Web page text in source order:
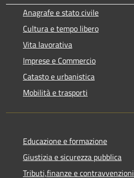
Anagrafe e stato civile
Cultura e tempo libero
Vita lavorativa
Imprese e Commercio
Catasto e urbanistica
Mobilità e trasporti
Educazione e formazione
Giustizia e sicurezza pubblica
Tributi,finanze e contravvenzioni